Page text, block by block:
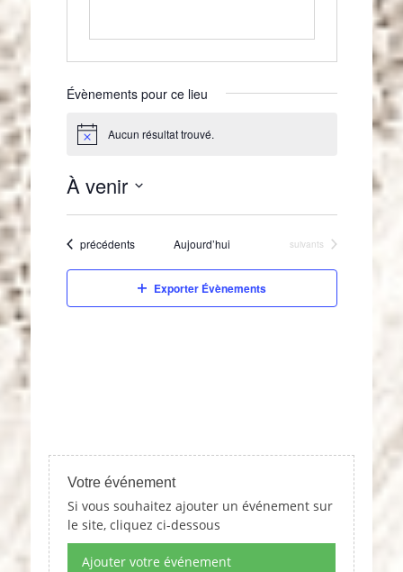
Évènements pour ce lieu
N
i
c
e
Aucun résultat trouvé.
À venir
l
e
t
n
e
d
a
t
e
Évènements
précédents Aujourd’hui Évènements
suivants
Exporter Évènements
Votre événement
Si vous souhaitez ajouter un événement sur
le site, cliquez ci-dessous
Ajouter votre événement